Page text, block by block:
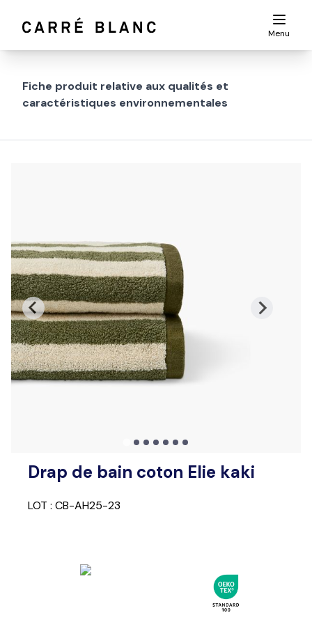
Menu
Fiche produit relative aux qualités et
caractéristiques environnementales
Drap de bain coton Elie kaki
LOT : CB-AH25-23